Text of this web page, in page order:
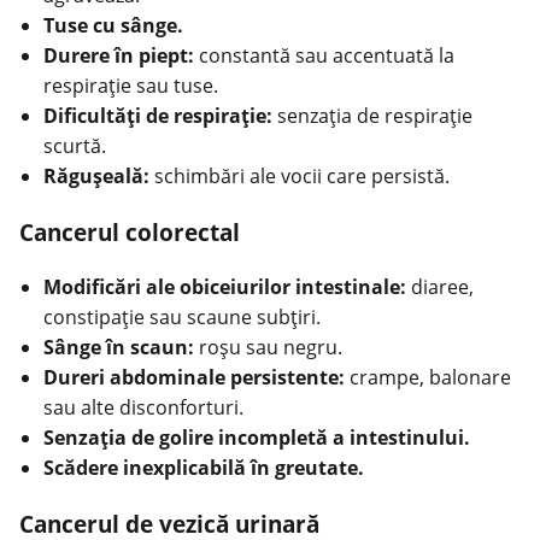
Tuse cu sânge.
Durere în piept: constantă sau accentuată la
respiraţie sau tuse.
Dificultăţi de respirație: senzaţia de respiraţie
scurtă.
Răguşeală: schimbări ale vocii care persistă.
Cancerul colorectal
Modificări ale obiceiurilor intestinale: diaree,
constipaţie sau scaune subţiri.
Sânge în scaun: roşu sau negru.
Dureri abdominale persistente: crampe, balonare
sau alte disconforturi.
Senzaţia de golire incompletă a intestinului.
Scădere inexplicabilă în greutate.
Cancerul de vezică urinară